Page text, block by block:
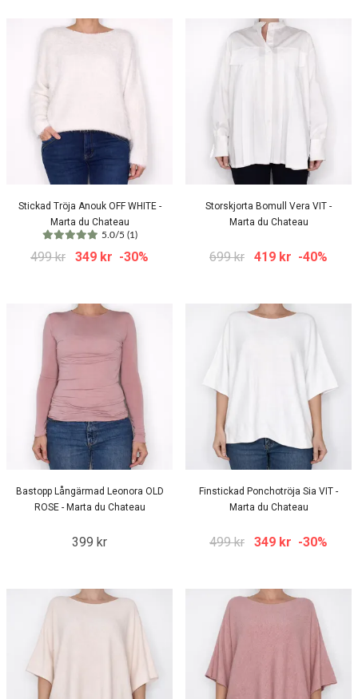
Stickad Tröja Anouk OFF WHITE -
Marta du Chateau
5.0/5 (1)
499 kr 349 kr -30%
Storskjorta Bomull Vera VIT -
Marta du Chateau
699 kr 419 kr -40%
Bastopp Långärmad Leonora OLD
ROSE - Marta du Chateau
399 kr
Finstickad Ponchotröja Sia VIT -
Marta du Chateau
499 kr 349 kr -30%